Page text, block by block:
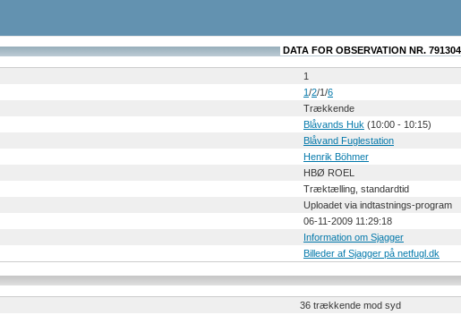
DATA FOR OBSERVATION NR.
1
1/2/1/6
Trækkende
Blåvands Huk (10:00 - 10:15)
Blåvand Fuglestation
Henrik Böhmer
HBØ ROEL
Træktælling, standardtid
Uploadet via indtastnings-program
06-11-2009 11:29:18
Information om Sjagger
Billeder af Sjagger på netfugl.dk
36 trækkende mod syd